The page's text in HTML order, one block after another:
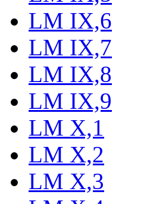
LM IX,6
LM IX,7
LM IX,8
LM IX,9
LM X,1
LM X,2
LM X,3